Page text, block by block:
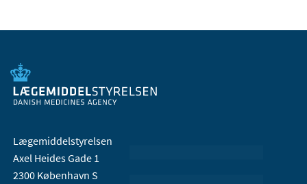
Lægemiddelstyrelsen
Axel Heides Gade 1
2300 København S